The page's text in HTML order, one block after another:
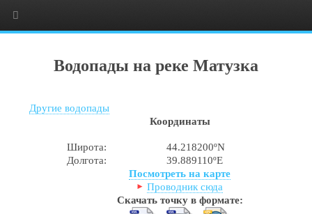
Водопады на реке Матузка
Другие водопады
Координаты
Широта:
44.218200ºN
Долгота:
39.889110ºE
Посмотреть на карте
Проводник сюда
Скачать точку в формате: